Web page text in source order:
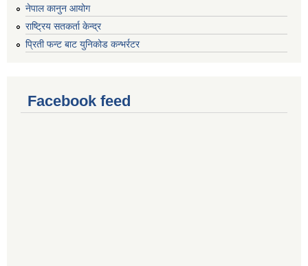
नेपाल कानुन आयोग
राष्ट्रिय सतकर्ता केन्द्र
प्रिती फन्ट बाट युनिकोड कन्भर्रटर
Facebook feed